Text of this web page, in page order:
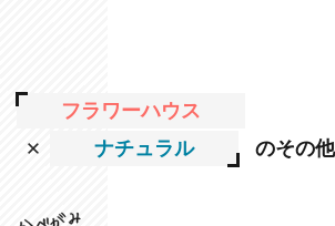
フラワーハウス
ナチュラル
のその